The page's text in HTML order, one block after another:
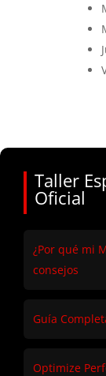
Taller
Oficial
¿Por qué mi
consejos
Guía
Optimize